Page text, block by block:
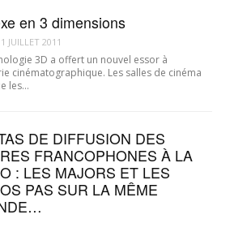
en 3 dimensions
1 JUILLET 2011
3D a offert un nouvel essor à
cinématographique. Les salles de cinéma
les…
DE DIFFUSION DES
FRANCOPHONES À LA
: LES MAJORS ET LES
PAS SUR LA MÊME